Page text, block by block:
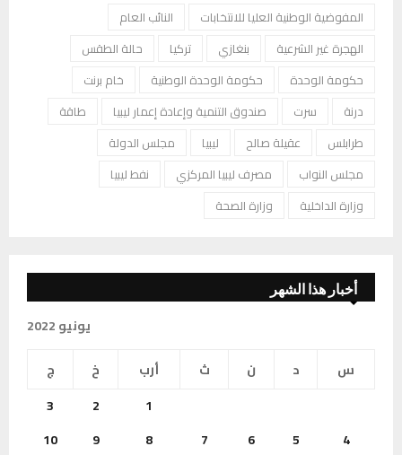
المفوضية الوطنية العليا للانتخابات
النائب العام
الهجرة غير الشرعية
بنغازي تركيا
حالة الطقس
حكومة الوحدة
حكومة الوحدة الوطنية
خام برنت
درنة
سرت صندوق التنمية وإعادة إعمار ليبيا
طاقة
طرابلس
عقيلة صالح ليبيا
مجلس الدولة
مجلس النواب
مصرف ليبيا المركزي
نفط ليبيا
وزارة الداخلية
وزارة الصحة
أخبار هذا الشهر
يونيو 2022
س
د ن ث أرب خ
ج
1
2
3
4
5
6
7
8
9
10